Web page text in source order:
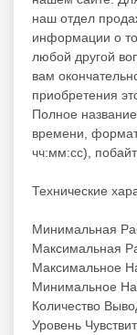
наш отдел
информации о
любой другой
вам
приобретения
Полное
времени,
чч:мм:сс),
Технические
Минимальная
Максимальная
Максимальное
Минимальное
Количество
Уровень